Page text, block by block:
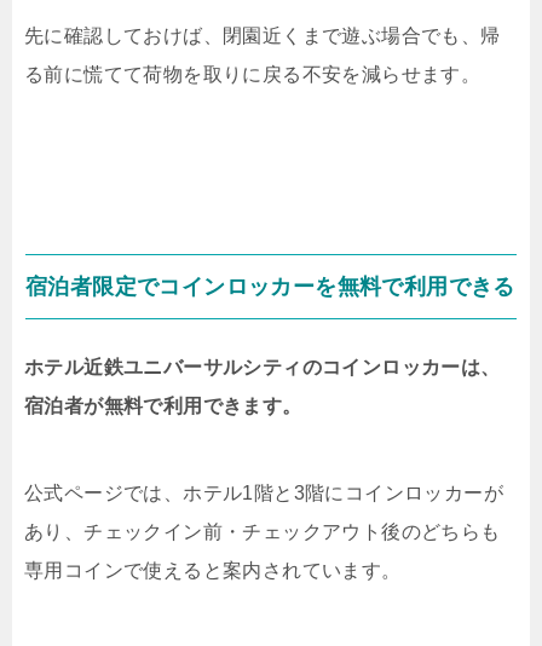
先に確認しておけば、閉園近くまで遊ぶ場合でも、帰
る前に慌てて荷物を取りに戻る不安を減らせます。
宿泊者限定でコインロッカーを無料で利用できる
ホテル近鉄ユニバーサルシティのコインロッカーは、
宿泊者が無料で利用できます。
公式ページでは、ホテル1階と3階にコインロッカーが
あり、チェックイン前・チェックアウト後のどちらも
専用コインで使えると案内されています。